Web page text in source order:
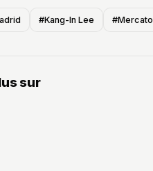
#Kang-In Lee #Mercato
sur